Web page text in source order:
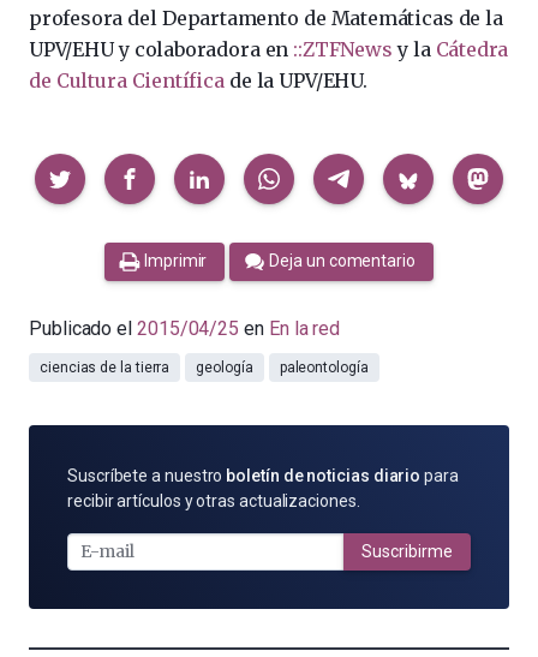
profesora del Departamento de Matemáticas de la
UPV/EHU y colaboradora en ::ZTFNews y la Cátedra
de Cultura Científicade la UPV/EHU.
Compartir
Imprimir Deja un comentario
Publicado el 2015/04/25 en En la red
ciencias de la tierra geología paleontología
SUSCRÍBETE
POR
MAIL
Suscríbete a nuestro boletín de noticias diario para
recibir artículos y otras actualizaciones.
Suscribirme